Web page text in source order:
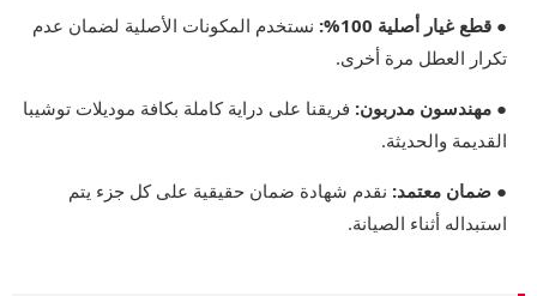
● قطع غيار أصلية 100%:
نستخدم المكونات الأصلية لضمان عدم
تكرار العطل مرة أخرى.
● مهندسون مدربون: فريقنا على دراية كاملة بكافة موديلات توشيبا
القديمة والحديثة.
● ضمان معتمد: نقدم شهادة ضمان حقيقية على كل جزء يتم
استبداله أثناء الصيانة.